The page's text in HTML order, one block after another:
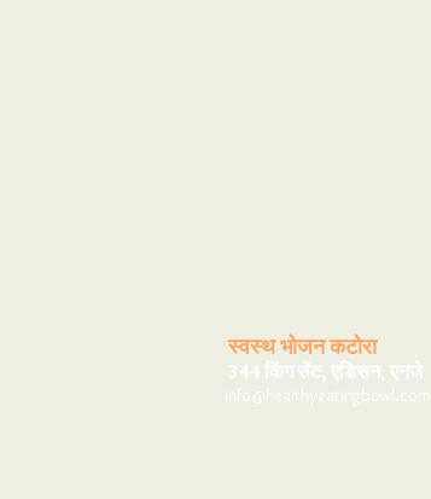
स्वस्थ भोजन कटोरा
344 किंग सेंट, एडिसन, एनजे
info@healthyeatingbowl.com